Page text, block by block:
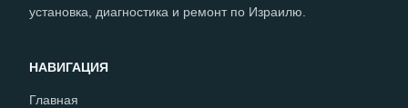
установка, диагностика и ремонт по Израилю.
НАВИГАЦИЯ
Главная